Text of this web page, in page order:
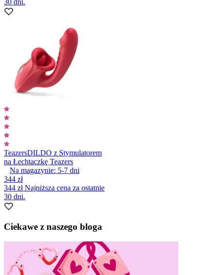
TeazersDILDO z Stymulatorem
na Łechtaczkę Teazers
Na magazynie: 5-7 dni
344 zł
344 złNajniższa cena za ostatnie
30 dni.
Ciekawe z naszego bloga